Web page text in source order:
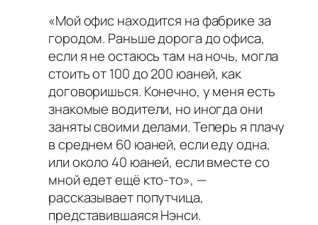
«Мой офис находится на фабрике за
городом. Раньше дорога до офиса,
если я не остаюсь там на ночь, могла
стоить от 100 до 200 юаней, как
договоришься. Конечно, у меня есть
знакомые водители, но иногда они
заняты своими делами. Теперь я плачу
в среднем 60 юаней, если еду одна,
или около 40 юаней, если вместе со
мной едет ещё кто-то», —
рассказывает попутчица,
представившаяся Нэнси.